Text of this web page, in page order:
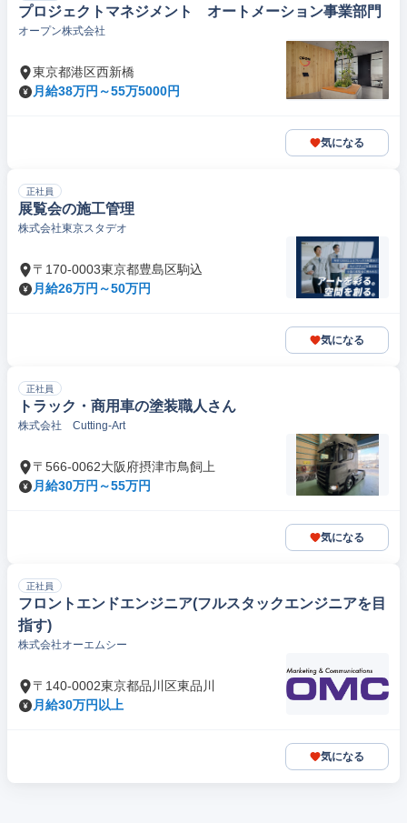
プロジェクトマネジメント オートメーション事業部門
オープン株式会社
東京都港区西新橋
月給38万円～55万5000円
気になる
正社員
展覧会の施工管理
株式会社東京スタデオ
〒170-0003東京都豊島区駒込
月給26万円～50万円
気になる
正社員
トラック・商用車の塗装職人さん
株式会社 Cutting-Art
〒566-0062大阪府摂津市鳥飼上
月給30万円～55万円
気になる
正社員
フロントエンドエンジニア(フルスタックエンジニアを目
指す)
株式会社オーエムシー
〒140-0002東京都品川区東品川
月給30万円以上
気になる